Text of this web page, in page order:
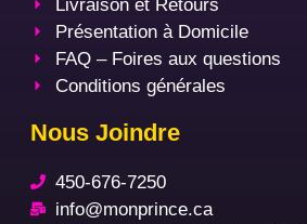
Livraison et Retours
Présentation à Domicile
FAQ – Foires aux questions
Conditions générales
Nous Joindre
450-676-7250
info@monprince.ca